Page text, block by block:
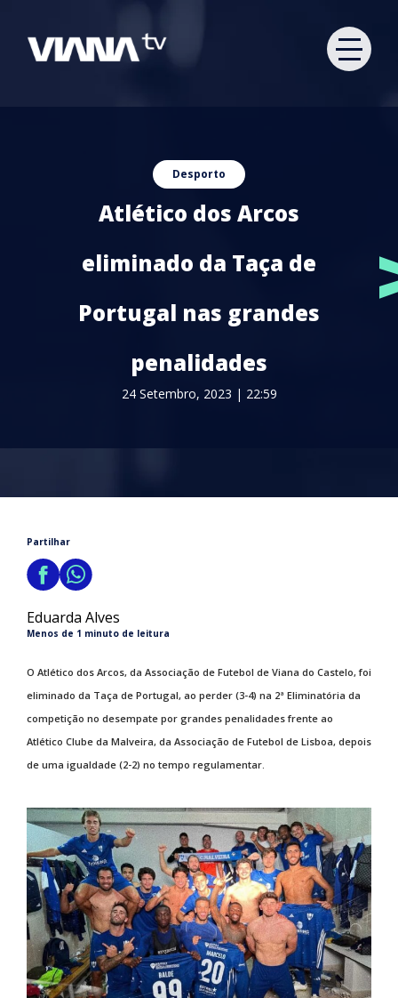
Desporto
Atlético dos Arcos
eliminado da Taça de
Portugal nas grandes
penalidades
24 Setembro, 2023 | 22:59
Partilhar
Eduarda Alves
Menos de 1 minuto de leitura
O Atlético dos Arcos, da Associação de Futebol de Viana do Castelo, foi
eliminado da Taça de Portugal, ao perder (3-4) na 2ª Eliminatória da
competição no desempate por grandes penalidades frente ao
Atlético Clube da Malveira, da Associação de Futebol de Lisboa, depois
de uma igualdade (2-2) no tempo regulamentar.